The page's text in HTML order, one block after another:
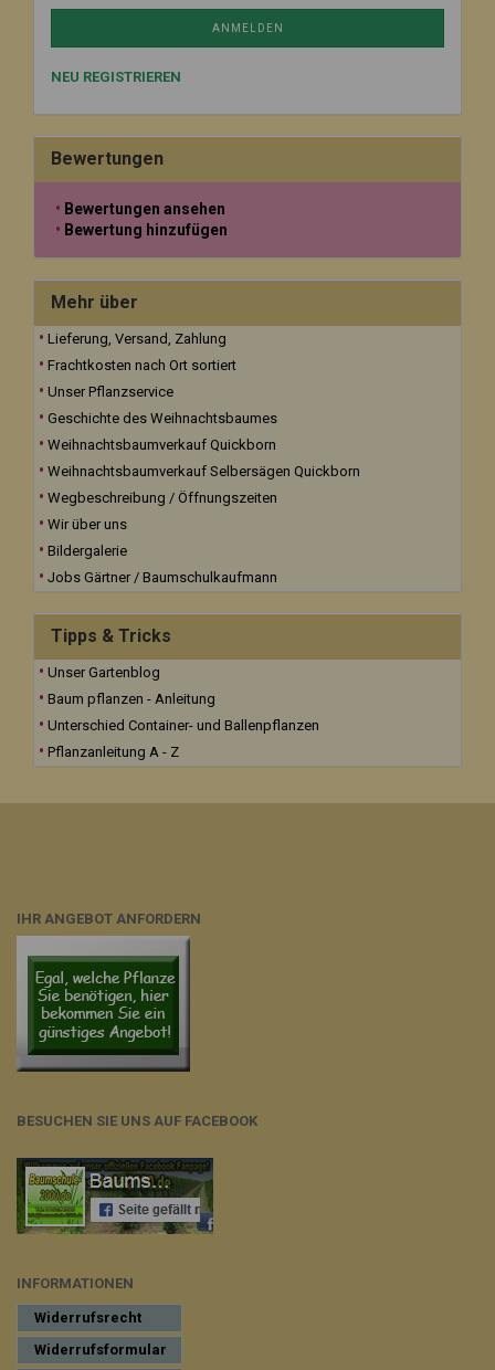
ANMELDEN
NEU REGISTRIEREN
Bewertungen
Bewertungen ansehen
Bewertung hinzufügen
Mehr über
Lieferung, Versand, Zahlung
Frachtkosten nach Ort sortiert
Unser Pflanzservice
Geschichte des Weihnachtsbaumes
Weihnachtsbaumverkauf Quickborn
Weihnachtsbaumverkauf Selbersägen Quickborn
Wegbeschreibung / Öffnungszeiten
Wir über uns
Bildergalerie
Jobs Gärtner / Baumschulkaufmann
Tipps & Tricks
Unser Gartenblog
Baum pflanzen - Anleitung
Unterschied Container- und Ballenpflanzen
Pflanzanleitung A - Z
IHR ANGEBOT ANFORDERN
BESUCHEN SIE UNS AUF FACEBOOK
INFORMATIONEN
Widerrufsrecht
Widerrufsformular